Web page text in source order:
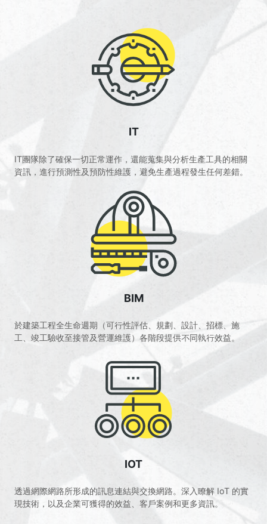
IT
IT團隊除了確保一切正常運作，還能蒐集與分析生產工具的相關
資訊，進行預測性及預防性維護，避免生產過程發生任何差錯。
BIM
於建築工程全生命週期（可行性評估、規劃、設計、招標、施
工、竣工驗收至接管及營運維護）各階段提供不同執行效益。
IOT
透過網際網路所形成的訊息連結與交換網路。深入瞭解 IoT 的實
現技術，以及企業可獲得的效益、客戶案例和更多資訊。